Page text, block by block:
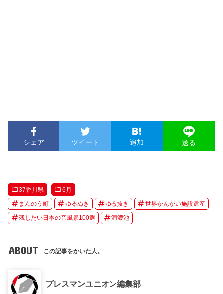
シェア ツイート 追加 送る
37香川県 6月
まんのう町 ゆるぬき ゆる抜き 世界かんがい施設遺産
残したい日本の音風景100選 満濃池
ABOUT この記事をかいた人。
プレスマンユニオン編集部